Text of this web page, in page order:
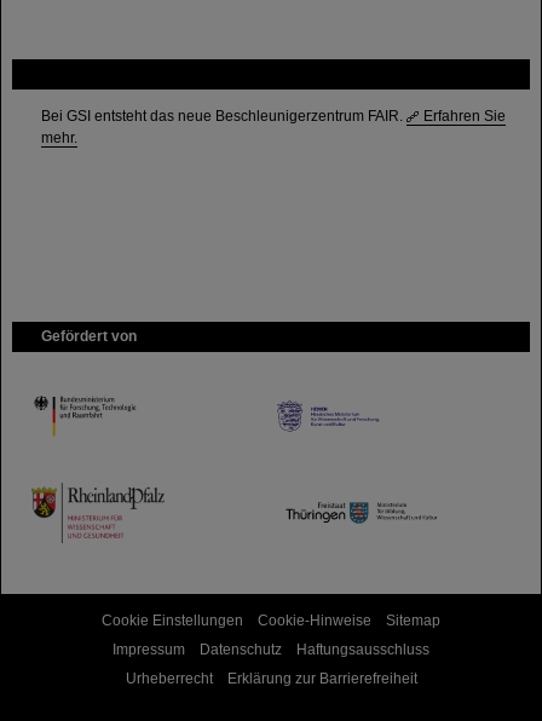
Bei GSI entsteht das neue Beschleunigerzentrum FAIR.
Erfahren Sie
mehr.
Gefördert von
HMWK
TMWWDG
Cookie Einstellungen Cookie-Hinweise
Sitemap
Impressum
Datenschutz
Haftungsausschluss
Urheberrecht
Erklärung zur Barrierefreiheit